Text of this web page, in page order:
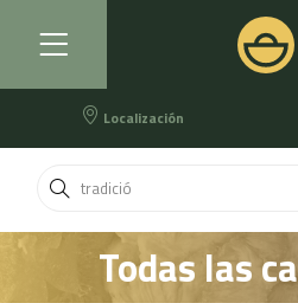
Localización
Todas las